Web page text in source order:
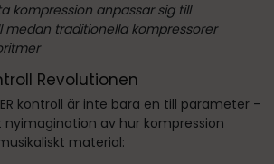
kompression anpassar sig till
medan traditionella kompressorer
Revolutionen
kontroll är inte bara en till parameter -
av hur kompression
material: